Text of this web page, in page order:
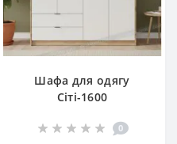
Шафа для одягу
Сіті-1600
0